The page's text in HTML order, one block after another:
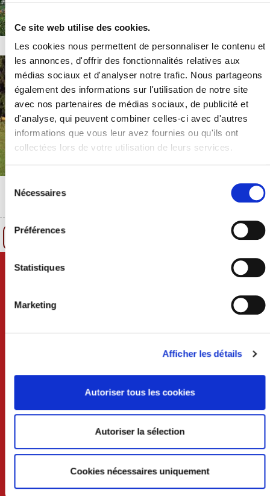
Ce site web utilise des cookies.
Les cookies nous permettent de personnaliser le contenu et
les annonces, d'offrir des fonctionnalités relatives aux
médias sociaux et d'analyser notre trafic. Nous partageons
également des informations sur l'utilisation de notre site
avec nos partenaires de médias sociaux, de publicité et
d'analyse, qui peuvent combiner celles-ci avec d'autres
informations que vous leur avez fournies ou qu'ils ont
collectées lors de votre utilisation de leurs services.
Sélection
consentement
Nécessaires
Préférences
Statistiques
Marketing
Afficher les détails
Autoriser tous les cookies
Autoriser la sélection
Cookies nécessaires uniquement
BP 74 - 53400 CRAON
02 43 06 13 09